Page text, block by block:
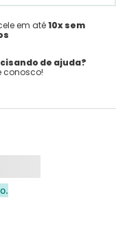
em até10x sem
de ajuda?
conosco!